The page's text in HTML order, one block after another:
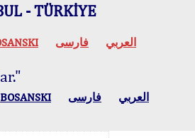
- TÜRKİYE
العربي فارسی
BOSANSKI العربي فارسی